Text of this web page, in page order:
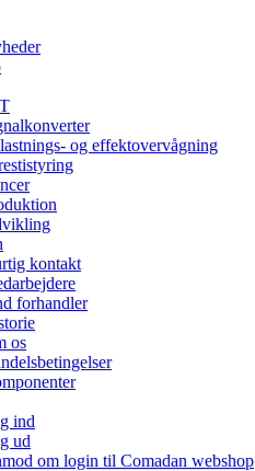
og effektovervågning
kontakt
forhandler
os
ind
ud
om login til Comadan webshop